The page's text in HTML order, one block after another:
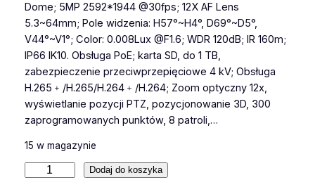
Dome; 5MP 2592*1944 @30fps; 12X AF Lens
5.3~64mm; Pole widzenia: H57°~H4°, D69°~D5°,
V44°~V1°; Color: 0.008Lux @F1.6; WDR 120dB; IR 160m;
IP66 IK10. Obsługa PoE; karta SD, do 1 TB,
zabezpieczenie przeciwprzepięciowe 4 kV; Obsługa
H.265﹢/H.265/H.264﹢/H.264; Zoom optyczny 12x,
wyświetlanie pozycji PTZ, pozycjonowanie 3D, 300
zaprogramowanych punktów, 8 patroli,…
15 w magazynie
Dodaj do koszyka